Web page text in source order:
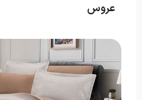
عروس